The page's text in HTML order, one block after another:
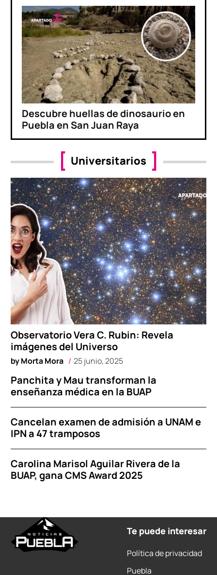
Descubre huellas de dinosaurio en
Puebla en San Juan Raya
Universitarios
Observatorio Vera C. Rubin: Revela
imágenes del Universo
byMorta Mora 25 junio, 2025
Panchita y Mau transforman la
enseñanza médica en la BUAP
Cancelan examen de admisión a UNAM e
IPN a 47 tramposos
Carolina Marisol Aguilar Rivera de la
BUAP, gana CMS Award 2025
Te puede interesar
Política de privacidad
Puebla